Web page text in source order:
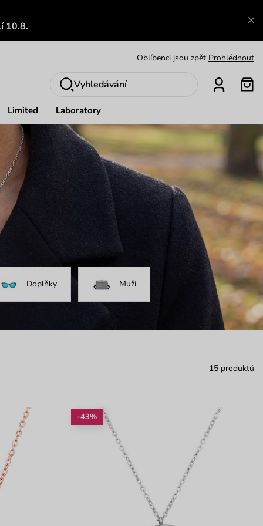
10.8.
Limited Laboratory
Nech se inspirovat Ukázat
Vyhledávání
Doplňky Muži
15 produktů
-43%